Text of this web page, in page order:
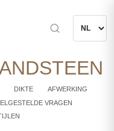
DIKTE
AFWERKING
VRAGEN